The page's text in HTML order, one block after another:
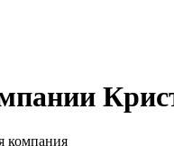
компания